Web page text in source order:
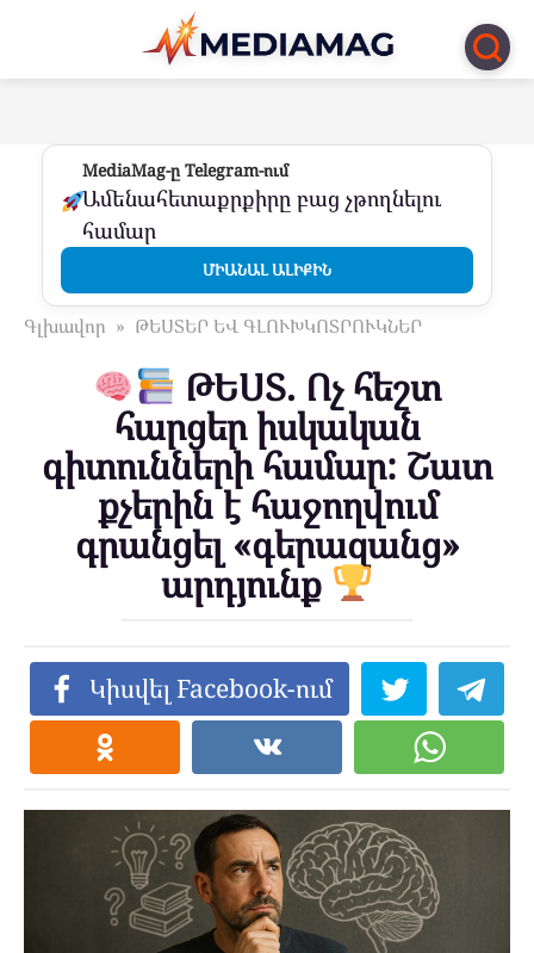
Перейти
контенту
MediaMag-ը Telegram-ում
Ամենահետաքրքիրը բաց չթողնելու
համար
ՄԻԱՆԱԼ ԱԼԻՔԻՆ
Գլխավոր » ԹԵՍՏԵՐ ԵՎ ԳԼՈՒԽԿՈՏՐՈՒԿՆԵՐ
ԹԵՍՏ. Ոչ հեշտ
հարցեր իսկական
գիտունների համար: Շատ
քչերին է հաջողվում
գրանցել «գերազանց»
արդյունք
Կիսվել Facebook-ում